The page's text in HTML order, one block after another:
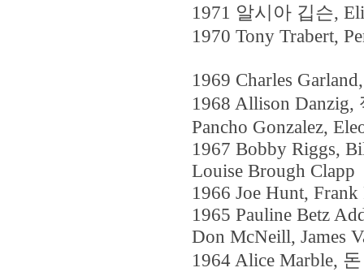
1971 알시아 깁슨,
1970 Tony Trabert,
1969 Charles
1968 Allison Danzig,
Pancho Gonzalez,
1967 Bobby Riggs,
Louise Brough Clapp
1966 Joe Hunt, Frank
1965 Pauline Betz
Don McNeill, James
1964 Alice Marble,